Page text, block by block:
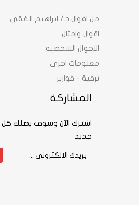
من اقوال د./ ابراهيم الفقى
اقوال وامثال
الاحوال الشخصية
معلومات اخرى
ترفية - فوازير
المشاركة
اشترك الآن وسوف يصلك كل
جديد